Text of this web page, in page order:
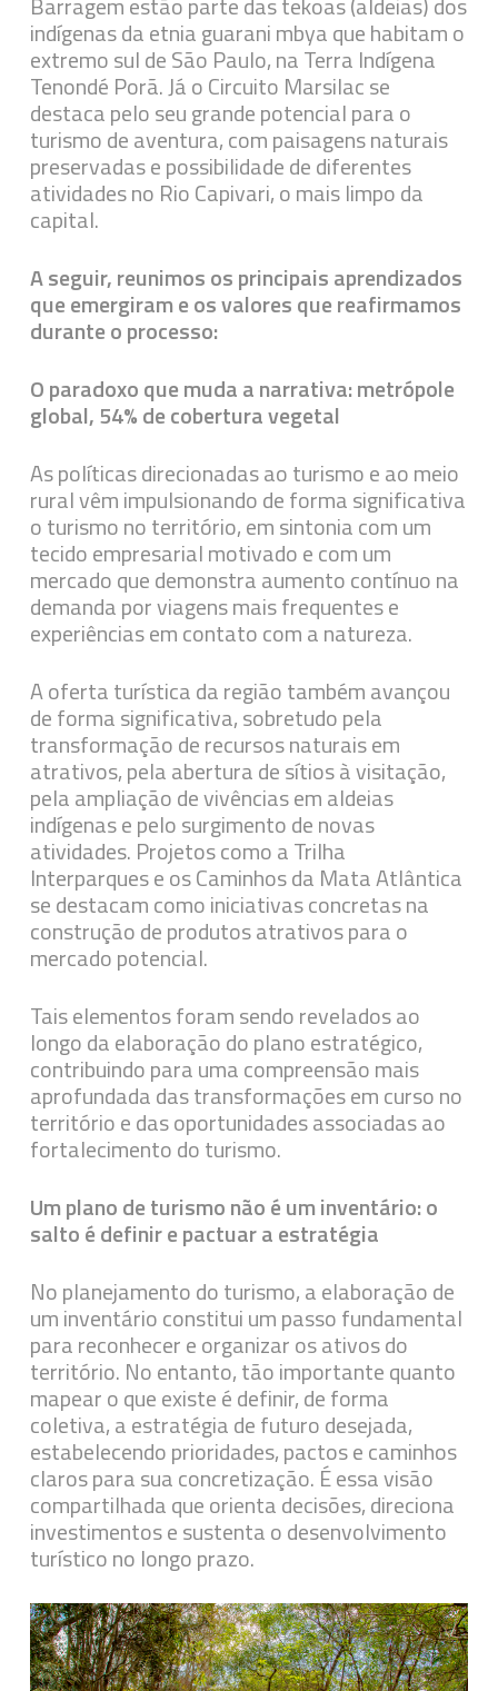
indígenas da etnia guarani mbya que habitam o
extremo sul de São Paulo, na Terra Indígena
Tenondé Porã. Já o Circuito Marsilac se
destaca pelo seu grande potencial para o
turismo de aventura, com paisagens naturais
preservadas e possibilidade de diferentes
atividades no Rio Capivari, o mais limpo da
capital.
A seguir, reunimos os principais aprendizados
que emergiram e os valores que reafirmamos
durante o processo:
O paradoxo que muda a narrativa: metrópole
global, 54% de cobertura vegetal
As políticas direcionadas ao turismo e ao meio
rural vêm impulsionando de forma significativa
o turismo no território, em sintonia com um
tecido empresarial motivado e com um
mercado que demonstra aumento contínuo na
demanda por viagens mais frequentes e
experiências em contato com a natureza.
A oferta turística da região também avançou
de forma significativa, sobretudo pela
transformação de recursos naturais em
atrativos, pela abertura de sítios à visitação,
pela ampliação de vivências em aldeias
indígenas e pelo surgimento de novas
atividades. Projetos como a Trilha
Interparques e os Caminhos da Mata Atlântica
se destacam como iniciativas concretas na
construção de produtos atrativos para o
mercado potencial.
Tais elementos foram sendo revelados ao
longo da elaboração do plano estratégico,
contribuindo para uma compreensão mais
aprofundada das transformações em curso no
território e das oportunidades associadas ao
fortalecimento do turismo.
Um plano de turismo não é um inventário: o
salto é definir e pactuar a estratégia
No planejamento do turismo, a elaboração de
um inventário constitui um passo fundamental
para reconhecer e organizar os ativos do
território. No entanto, tão importante quanto
mapear o que existe é definir, de forma
coletiva, a estratégia de futuro desejada,
estabelecendo prioridades, pactos e caminhos
claros para sua concretização. É essa visão
compartilhada que orienta decisões, direciona
investimentos e sustenta o desenvolvimento
turístico no longo prazo.